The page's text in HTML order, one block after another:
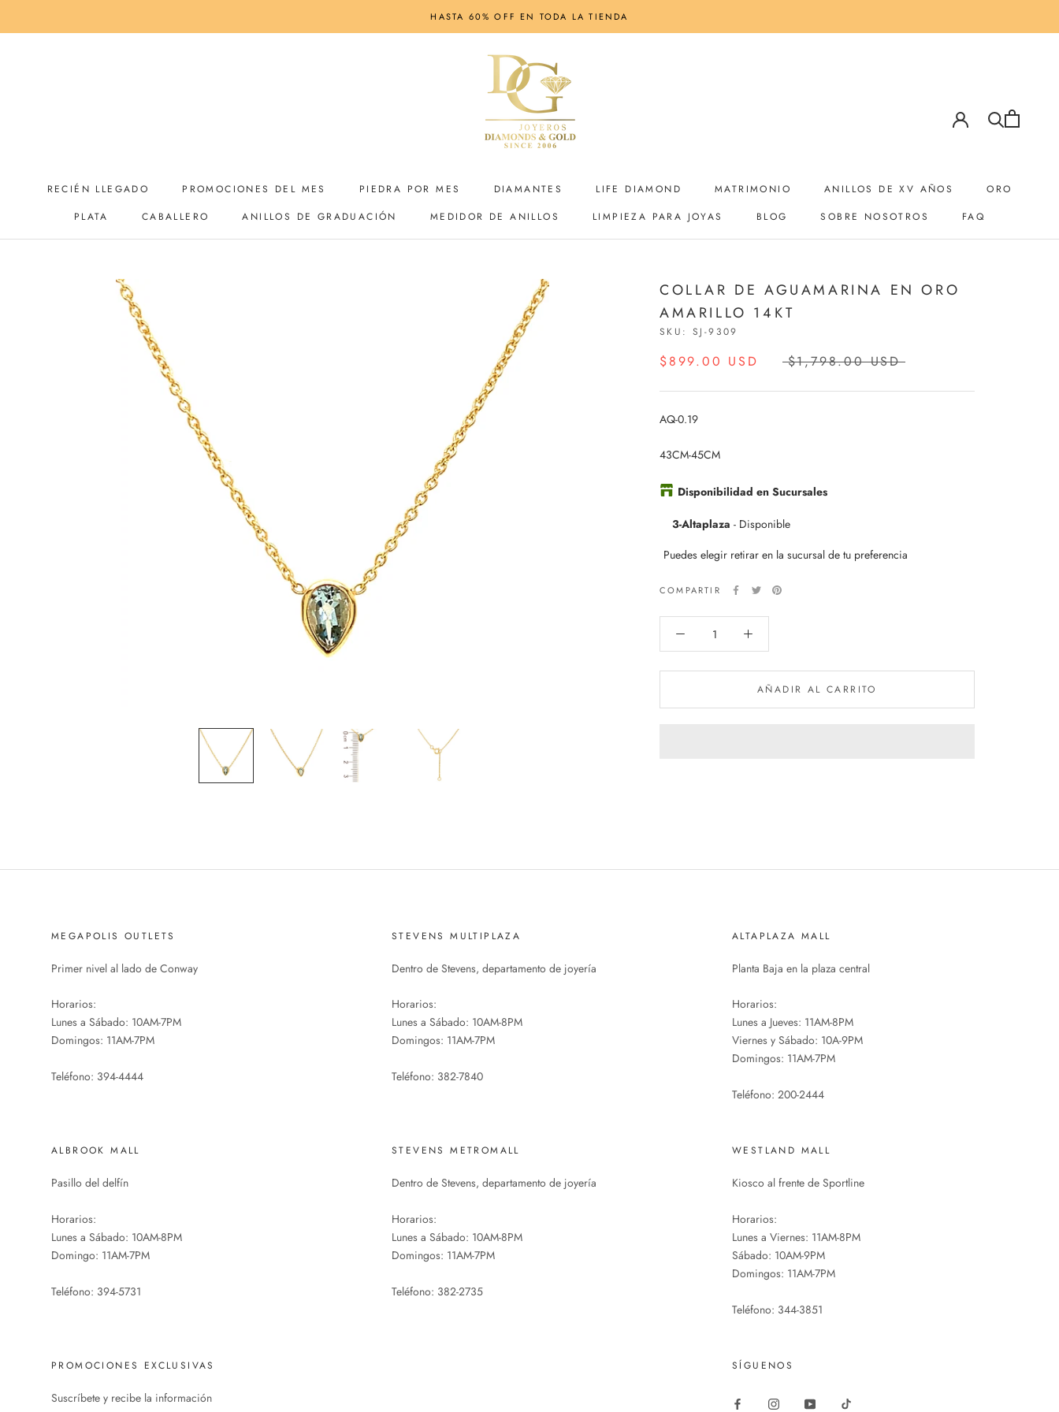
HASTA 60% OFF EN TODA LA TIENDA
RECIÉN LLEGADO PROMOCIONES DEL MES PIEDRA POR MES DIAMANTES LIFE DIAMOND MATRIMONIO ANILLOS DE XV AÑOS
ORO
PLATA
CABALLERO
ANILLOS DE GRADUACIÓN
MEDIDOR DE ANILLOS
LIMPIEZA PARA JOYAS
BLOG
SOBRE NOSOTROS
FAQ
COLLAR DE AGUAMARINA EN ORO
AMARILLO 14KT
SKU: SJ-9309
$899.00 USD $1,798.00 USD
AQ-0.19
43CM-45CM
Disponibilidad en Sucursales
3-Altaplaza - Disponible
Puedes elegir retirar en la sucursal de tu preferencia
COMPARTIR
AÑADIR AL CARRITO
MEGAPOLIS OUTLETS
Primer nivel al lado de Conway
Horarios:
Lunes a Sábado: 10AM-7PM
Domingos: 11AM-7PM
Teléfono: 394-4444
STEVENS MULTIPLAZA
Dentro de Stevens, departamento de joyería
Horarios:
Lunes a Sábado: 10AM-8PM
Domingos: 11AM-7PM
Teléfono: 382-7840
ALTAPLAZA MALL
Planta Baja en la plaza central
Horarios:
Lunes a Jueves: 11AM-8PM
Viernes y Sábado: 10A-9PM
Domingos: 11AM-7PM
Teléfono: 200-2444
ALBROOK MALL
Pasillo del delfín
Horarios:
Lunes a Sábado: 10AM-8PM
Domingo: 11AM-7PM
Teléfono: 394-5731
STEVENS METROMALL
Dentro de Stevens, departamento de joyería
Horarios:
Lunes a Sábado: 10AM-8PM
Domingos: 11AM-7PM
Teléfono: 382-2735
WESTLAND MALL
Kiosco al frente de Sportline
Horarios:
Lunes a Viernes: 11AM-8PM
Sábado: 10AM-9PM
Domingos: 11AM-7PM
Teléfono: 344-3851
PROMOCIONES EXCLUSIVAS
Suscríbete y recibe la información
SÍGUENOS